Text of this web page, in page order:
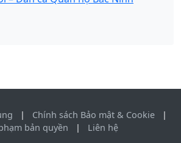
| Chính sách Bảo mật & Cookie
|
bản quyền
|
Liên hệ